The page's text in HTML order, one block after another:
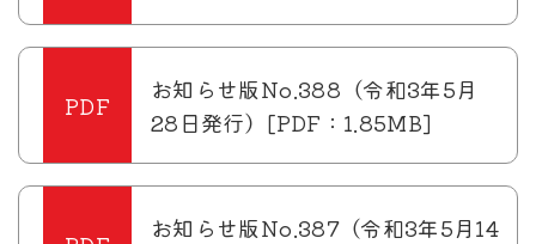
お知らせ版No.388（令和3年5月
28日発行）[PDF：1.85MB]
お知らせ版No.387（令和3年5月14